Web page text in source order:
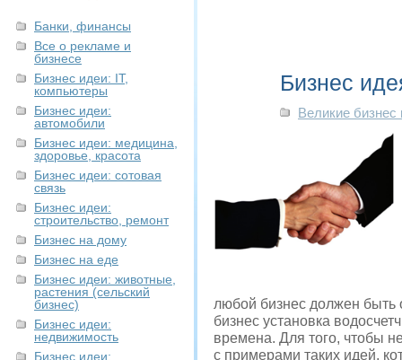
Банки, финансы
Все о рекламе и
бизнесе
Бизнес идеи: IT,
компьютеры
Бизнес идеи:
автомобили
Бизнес идеи: медицина,
здоровье, красота
Бизнес идеи: сотовая
связь
Бизнес идеи:
строительство, ремонт
Бизнес на дому
Бизнес на еде
Бизнес идеи: животные,
растения (сельский
бизнес)
Бизнес идеи:
недвижимость
Бизнес идеи:
Бизнес
Великие
любой бизнес должен быть
бизнес установка
времена. Для того, чтобы
с примерами таких идей,